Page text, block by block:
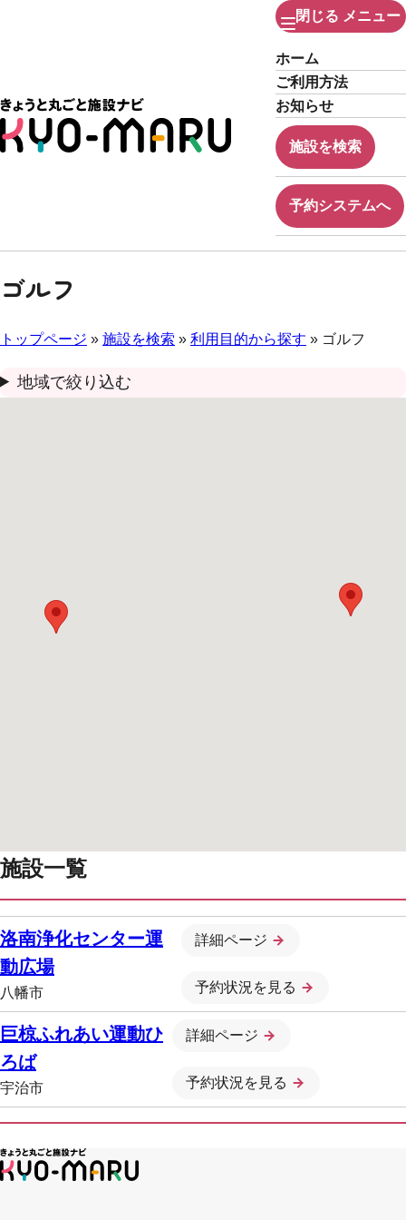
閉じる メニュー
ホーム
ご利用方法
お知らせ
施設を検索
予約システムへ
ゴルフ
トップページ » 施設を検索 » 利用目的から探す » ゴルフ
地域で絞り込む
施設一覧
洛南浄化センター運
動広場
八幡市
詳細ページ
予約状況を見る
巨椋ふれあい運動ひ
ろば
宇治市
詳細ページ
予約状況を見る